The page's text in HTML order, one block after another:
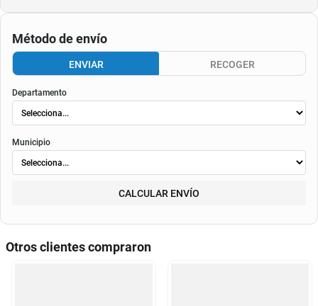
Método de envío
ENVIAR RECOGER
Departamento
Municipio
CALCULAR ENVÍO
Otros clientes compraron